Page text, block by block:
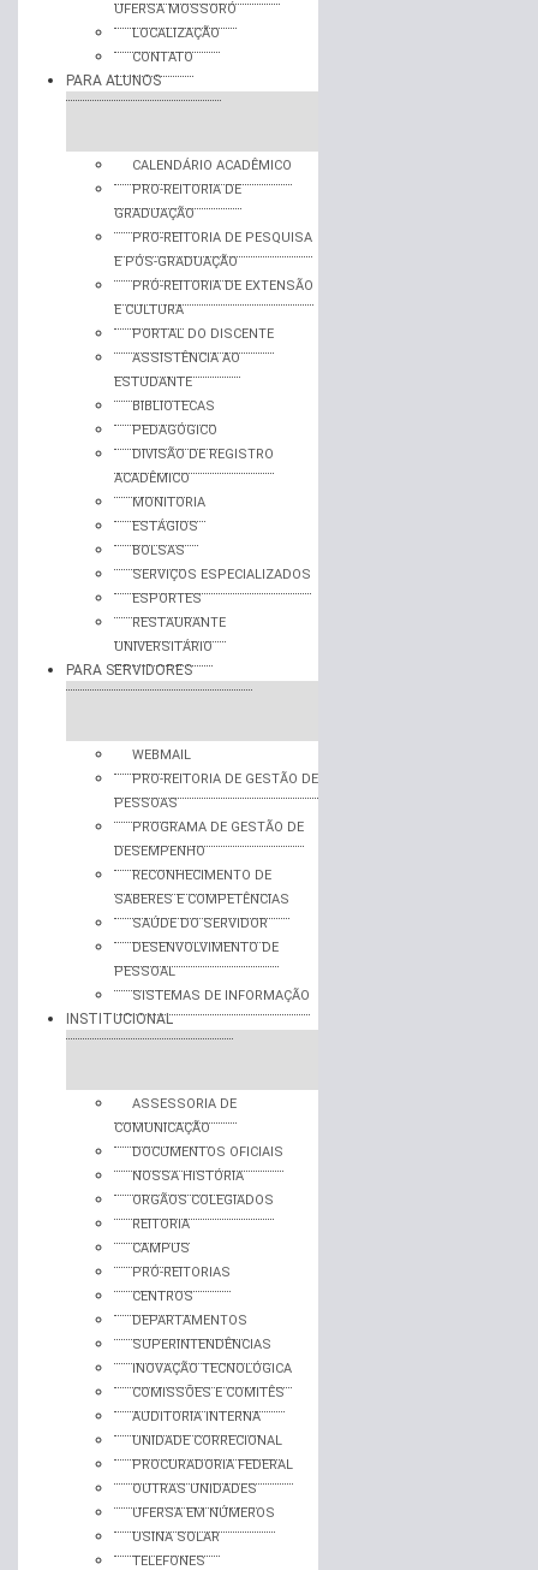
UFERSA MOSSORÓ
LOCALIZAÇÃO
CONTATO
PARA ALUNOS
CALENDÁRIO ACADÊMICO
PRO-REITORIA DE
GRADUAÇÃO
PRO-REITORIA DE PESQUISA
E PÓS-GRADUAÇÃO
PRÓ-REITORIA DE EXTENSÃO
E CULTURA
PORTAL DO DISCENTE
ASSISTÊNCIA AO
ESTUDANTE
BIBLIOTECAS
PEDAGÓGICO
DIVISÃO DE REGISTRO
ACADÊMICO
MONITORIA
ESTÁGIOS
BOLSAS
SERVIÇOS ESPECIALIZADOS
ESPORTES
RESTAURANTE
UNIVERSITÁRIO
PARA SERVIDORES
WEBMAIL
PRO-REITORIA DE GESTÃO DE
PESSOAS
PROGRAMA DE GESTÃO DE
DESEMPENHO
RECONHECIMENTO DE
SABERES E COMPETÊNCIAS
SAÚDE DO SERVIDOR
DESENVOLVIMENTO DE
PESSOAL
SISTEMAS DE INFORMAÇÃO
INSTITUCIONAL
ASSESSORIA DE
COMUNICAÇÃO
DOCUMENTOS OFICIAIS
NOSSA HISTÓRIA
ORGÃOS COLEGIADOS
REITORIA
CAMPUS
PRÓ-REITORIAS
CENTROS
DEPARTAMENTOS
SUPERINTENDÊNCIAS
INOVAÇÃO TECNOLÓGICA
COMISSÕES E COMITÊS
AUDITORIA INTERNA
UNIDADE CORRECIONAL
PROCURADORIA FEDERAL
OUTRAS UNIDADES
UFERSA EM NÚMEROS
USINA SOLAR
TELEFONES